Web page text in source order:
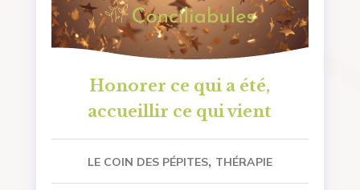
Honorer ce qui a été,
accueillir ce qui vient
LE COIN DES PÉPITES, THÉRAPIE